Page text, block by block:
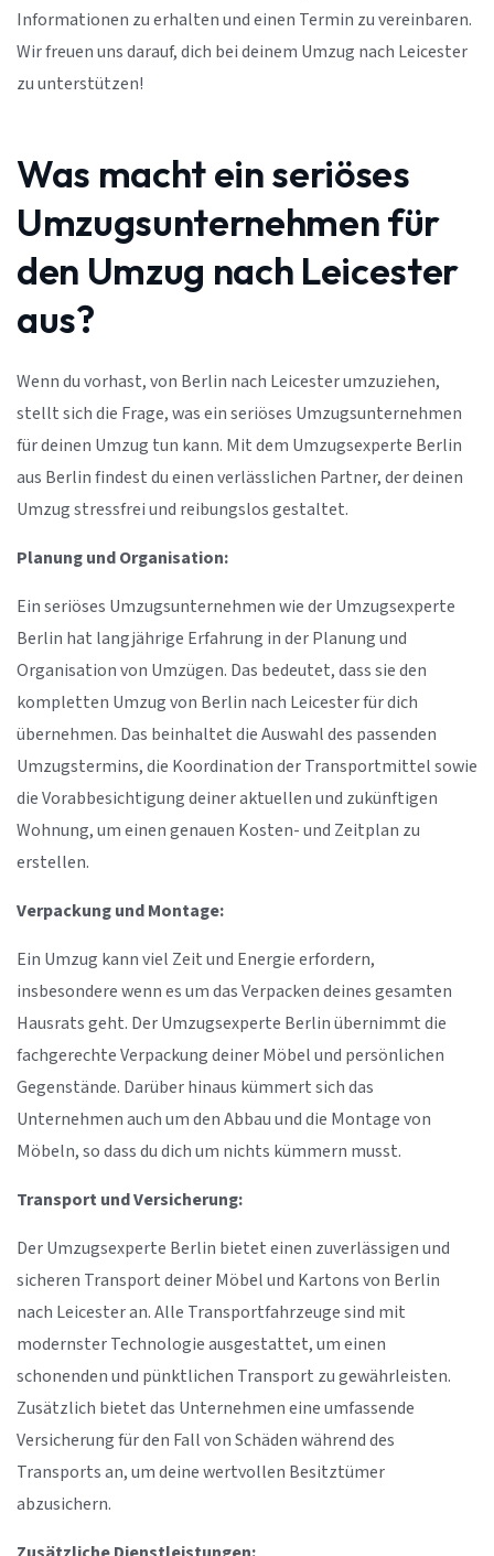
Informationen zu erhalten und einen Termin zu vereinbaren.
Wir freuen uns darauf, dich bei deinem Umzug nach Leicester
zu unterstützen!
Was macht ein seriöses
Umzugsunternehmen für
den Umzug nach Leicester
aus?
Wenn du vorhast, von Berlin nach Leicester umzuziehen,
stellt sich die Frage, was ein seriöses Umzugsunternehmen
für deinen Umzug tun kann. Mit dem Umzugsexperte Berlin
aus Berlin findest du einen verlässlichen Partner, der deinen
Umzug stressfrei und reibungslos gestaltet.
Planung und Organisation:
Ein seriöses Umzugsunternehmen wie der Umzugsexperte
Berlin hat langjährige Erfahrung in der Planung und
Organisation von Umzügen. Das bedeutet, dass sie den
kompletten Umzug von Berlin nach Leicester für dich
übernehmen. Das beinhaltet die Auswahl des passenden
Umzugstermins, die Koordination der Transportmittel sowie
die Vorabbesichtigung deiner aktuellen und zukünftigen
Wohnung, um einen genauen Kosten- und Zeitplan zu
erstellen.
Verpackung und Montage:
Ein Umzug kann viel Zeit und Energie erfordern,
insbesondere wenn es um das Verpacken deines gesamten
Hausrats geht. Der Umzugsexperte Berlin übernimmt die
fachgerechte Verpackung deiner Möbel und persönlichen
Gegenstände. Darüber hinaus kümmert sich das
Unternehmen auch um den Abbau und die Montage von
Möbeln, so dass du dich um nichts kümmern musst.
Transport und Versicherung:
Der Umzugsexperte Berlin bietet einen zuverlässigen und
sicheren Transport deiner Möbel und Kartons von Berlin
nach Leicester an. Alle Transportfahrzeuge sind mit
modernster Technologie ausgestattet, um einen
schonenden und pünktlichen Transport zu gewährleisten.
Zusätzlich bietet das Unternehmen eine umfassende
Versicherung für den Fall von Schäden während des
Transports an, um deine wertvollen Besitztümer
abzusichern.